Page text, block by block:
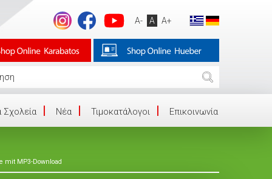
A- A A+
Σχολεία Νέα Τιμοκατάλογοι Επικοινωνία
mit MP3-Download